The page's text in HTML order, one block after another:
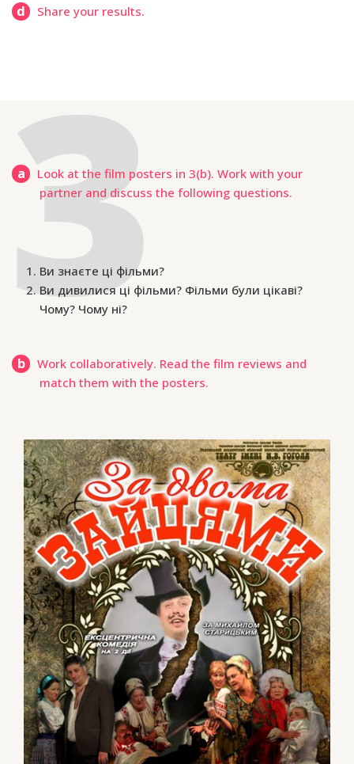
d Share your results.
a
Look at the film posters in 3(b). Work with your
partner and discuss the following questions.
Ви знаєте ці фільми?
Ви дивилися ці фільми? Фільми були цікаві?
Чому? Чому ні?
b
Work collaboratively. Read the film reviews and
match them with the posters.